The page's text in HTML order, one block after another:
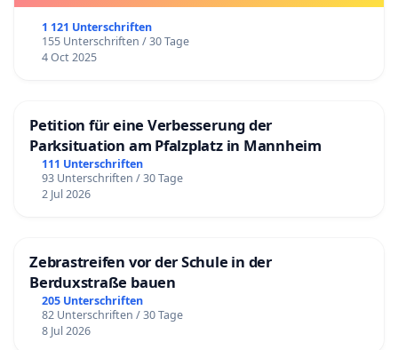
April auch noch können. Das alles steht dem
Gleichheitsgrundsatz und dem fairen Wettbewerb
TOP 4: Gültig für alle Ligen: Eine Verlängerung der
Saison konnte bis vor der Coronazeit nur in
absoluten Ausnahmefällen genehmigt werden und
ausgetragen, um einer unfairen
Wettbewerbsverzerrung vorzubeugen.
Diesmal wird die Saison um ein, zwei, drei oder vier
1 121 Unterschriften
155 Unterschriften / 30 Tage
4 Oct 2025
Petition für eine Verbesserung der
Parksituation am Pfalzplatz in Mannheim
111 Unterschriften
93 Unterschriften / 30 Tage
2 Jul 2026
Zebrastreifen vor der Schule in der
Berduxstraße bauen
205 Unterschriften
82 Unterschriften / 30 Tage
8 Jul 2026